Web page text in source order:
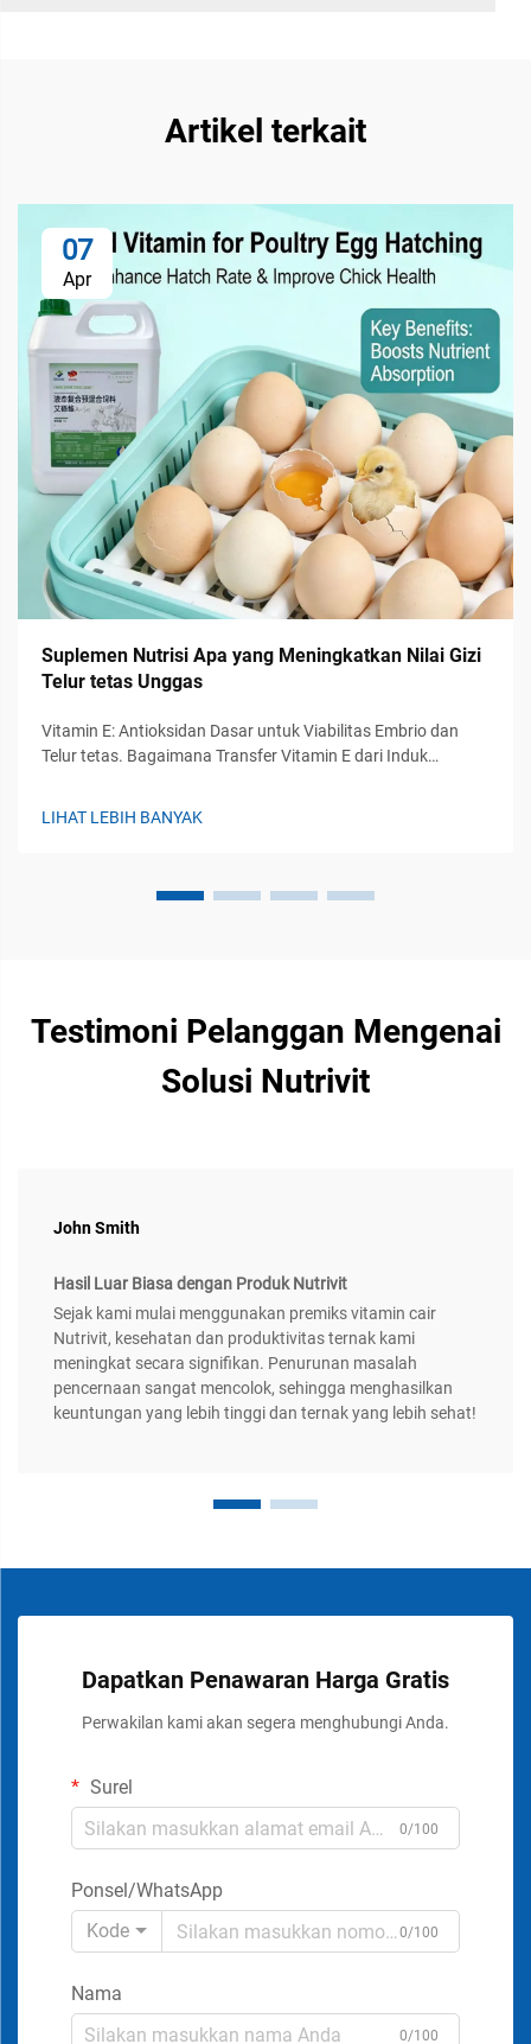
Artikel terkait
07
Apr
Suplemen Nutrisi Apa yang Meningkatkan Nilai Gizi
Telur tetas Unggas
Vitamin E: Antioksidan Dasar untuk Viabilitas Embrio dan
Telur tetas. Bagaimana Transfer Vitamin E dari Induk
LIHAT LEBIH BANYAK
Testimoni Pelanggan Mengenai
Solusi Nutrivit
John Smith
Hasil Luar Biasa dengan Produk Nutrivit
Sejak kami mulai menggunakan premiks vitamin cair
Nutrivit, kesehatan dan produktivitas ternak kami
meningkat secara signifikan. Penurunan masalah
pencernaan sangat mencolok, sehingga menghasilkan
keuntungan yang lebih tinggi dan ternak yang lebih sehat!
Dapatkan Penawaran Harga Gratis
Perwakilan kami akan segera menghubungi Anda.
Surel
0/100
Ponsel/WhatsApp
Kode
0/100
Nama
0/100